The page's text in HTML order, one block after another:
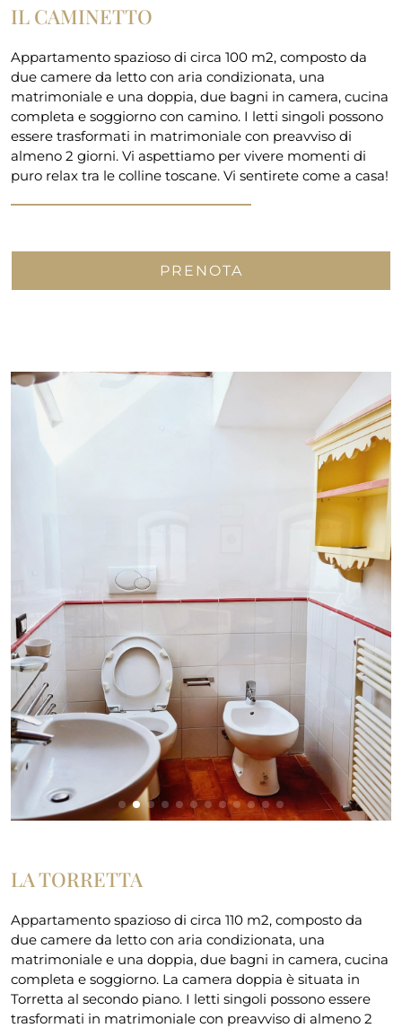
IL CAMINETTO
Appartamento spazioso di circa 100 m2, composto da
due camere da letto con aria condizionata, una
matrimoniale e una doppia, due bagni in camera, cucina
completa e soggiorno con camino. I letti singoli possono
essere trasformati in matrimoniale con preavviso di
almeno 2 giorni. Vi aspettiamo per vivere momenti di
puro relax tra le colline toscane. Vi sentirete come a casa!
PRENOTA
LA TORRETTA
Appartamento spazioso di circa 110 m2, composto da
due camere da letto con aria condizionata, una
matrimoniale e una doppia, due bagni in camera, cucina
completa e soggiorno. La camera doppia è situata in
Torretta al secondo piano. I letti singoli possono essere
trasformati in matrimoniale con preavviso di almeno 2